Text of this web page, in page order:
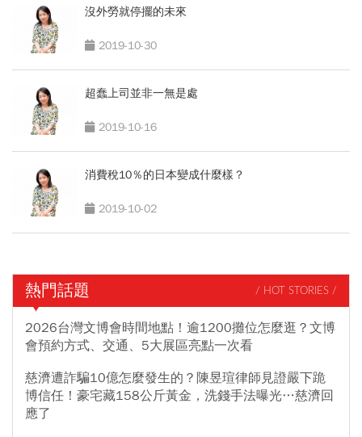
沒外勞就停擺的未來
2019-10-30
超蠢上司並非一無是處
2019-10-16
消費稅10％的日本變成什麼樣？
2019-10-02
熱門話題 / HOT STORIES /
2026台灣文博會時間地點！逾1200攤位怎麼逛？文博
會預約方式、交通、5大展區亮點一次看
慈濟遭詐騙10億怎麼發生的？陳昱瑄律師見證嚴下跪
博信任！豪宅藏158公斤黃金，洗錢手法曝光…慈濟回
應了